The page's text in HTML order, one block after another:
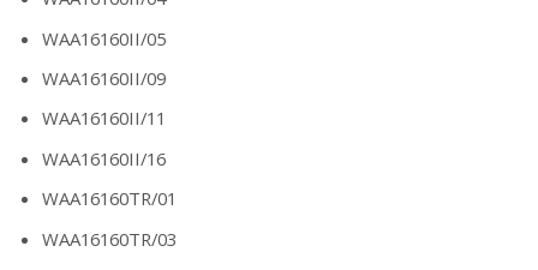
WAA16160II/05
WAA16160II/09
WAA16160II/11
WAA16160II/16
WAA16160TR/01
WAA16160TR/03